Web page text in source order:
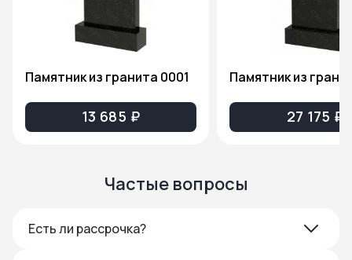
Памятник из гранита 0001
13 685 ₽ 27 175 ₽
Частые вопросы
Есть ли рассрочка?